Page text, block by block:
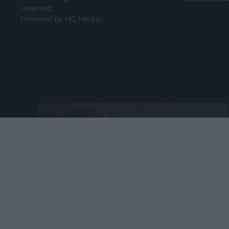
reserved.
Powered by HG Media.